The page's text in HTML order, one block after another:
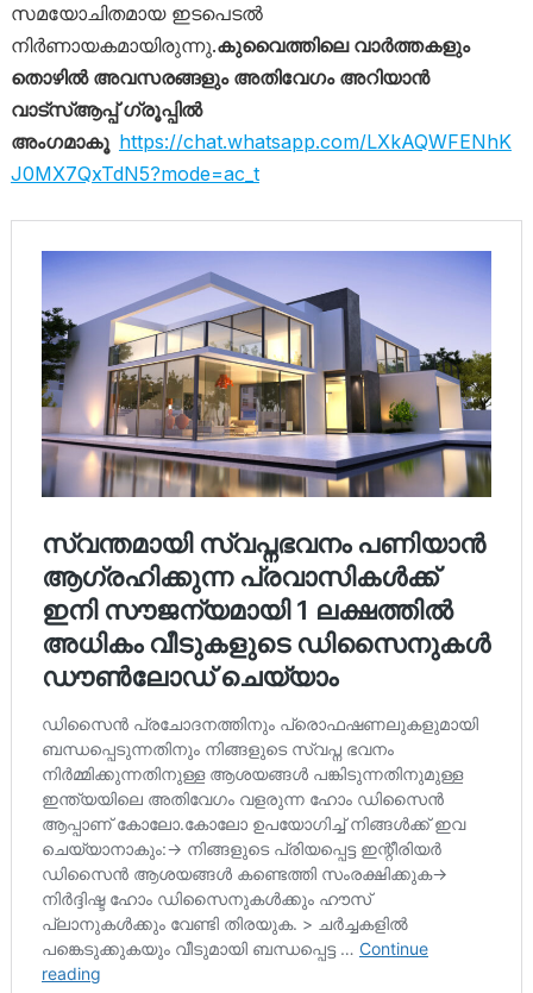
സമയോചിതമായ ഇടപെടൽ
നിർണായകമായിരുന്നു.കുവൈത്തിലെ വാർത്തകളും
തൊഴിൽ അവസരങ്ങളും അതിവേഗം അറിയാൻ
വാട്സ്ആപ്പ് ഗ്രൂപ്പിൽ
അംഗമാകൂ https://chat.whatsapp.com/LXkAQWFENhK
J0MX7QxTdN5?mode=ac_t